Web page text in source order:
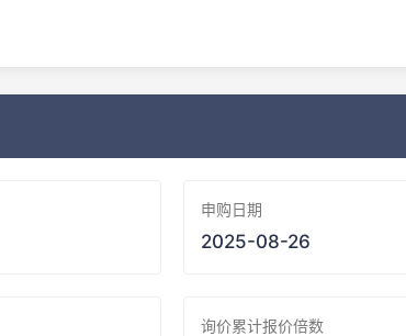
申购日期
2025-08-26
询价累计报价倍数